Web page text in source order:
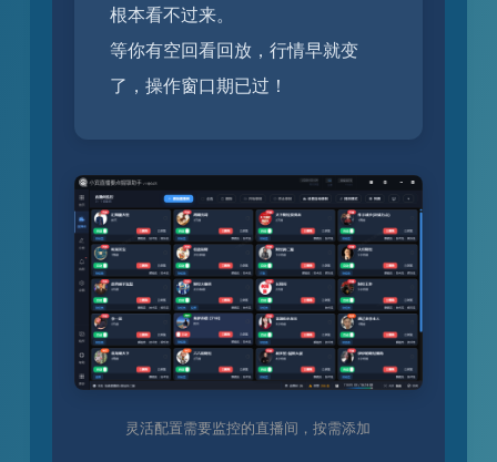
根本看不过来。
等你有空回看回放，行情早就变
了，操作窗口期已过！
灵活配置需要监控的直播间，按需添加